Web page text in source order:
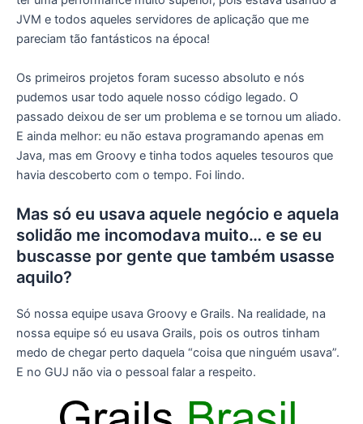
JVM e todos aqueles servidores de aplicação que me
pareciam tão fantásticos na época!
Os primeiros projetos foram sucesso absoluto e nós
pudemos usar todo aquele nosso código legado. O
passado deixou de ser um problema e se tornou um aliado.
E ainda melhor: eu não estava programando apenas em
Java, mas em Groovy e tinha todos aqueles tesouros que
havia descoberto com o tempo. Foi lindo.
Mas só eu usava aquele negócio e aquela
solidão me incomodava muito… e se eu
buscasse por gente que também usasse
aquilo?
Só nossa equipe usava Groovy e Grails. Na realidade, na
nossa equipe só eu usava Grails, pois os outros tinham
medo de chegar perto daquela “coisa que ninguém usava”.
E no GUJ não via o pessoal falar a respeito.